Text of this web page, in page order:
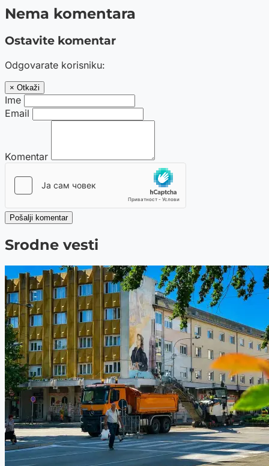
Nema komentara
Ostavite komentar
Odgovarate korisniku:
× Otkaži
Ime
Email
Komentar
Pošalji komentar
Srodne vesti